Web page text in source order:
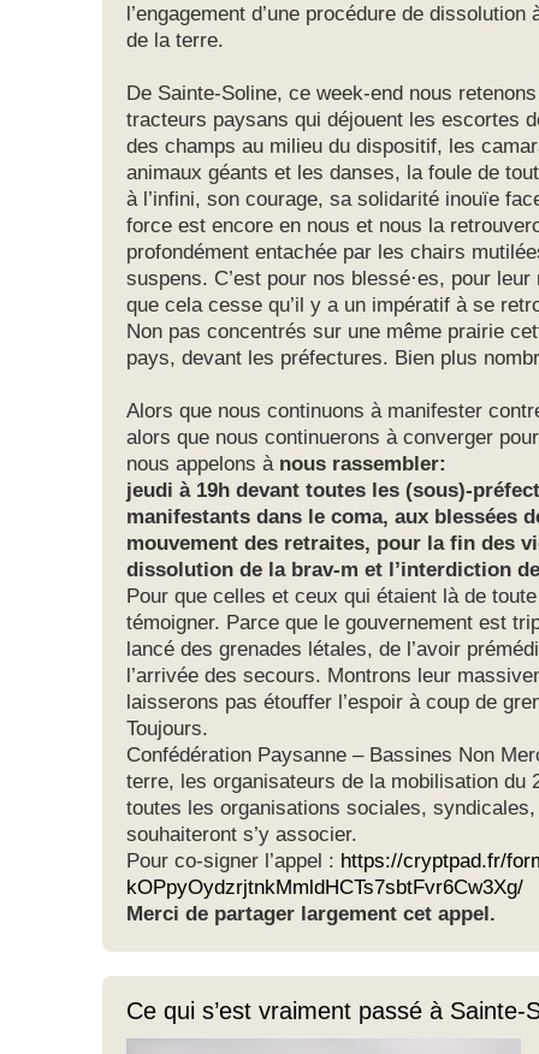
l’engagement d’une procédure de
de la terre.
De Sainte-Soline, ce week-end nous
tracteurs paysans qui déjouent les escortes
des champs au milieu du dispositif, les
animaux géants et les danses, la foule de
à l’infini, son courage, sa solidarité inouïe
force est encore en nous et nous la
profondément entachée par les chairs
suspens. C’est pour nos blessé·es, pour
que cela cesse qu’il y a un impératif à se
Non pas concentrés sur une même prairie
pays, devant les préfectures. Bien plus
Alors que nous continuons à manifester
alors que nous continuerons à converger
nous appelons à nous rassembler:
jeudi à 19h devant toutes les (sous)-
manifestants dans le coma, aux blessées
mouvement des retraites, pour la fin des
dissolution de la brav-m et l’interdiction
Pour que celles et ceux qui étaient là de
témoigner. Parce que le gouvernement est
lancé des grenades létales, de l’avoir
l’arrivée des secours. Montrons leur
laisserons pas étouffer l’espoir à coup de
Toujours.
Confédération Paysanne – Bassines Non
terre, les organisateurs de la mobilisation du
toutes les organisations sociales,
souhaiteront s’y associer.
Pour co-signer l’appel : https://cryptpad.fr/
kOPpyOydzrjtnkMmldHCTs7sbtFvr6Cw3Xg/
Merci de partager largement cet appel.
Ce qui s’est vraiment passé à Sainte-